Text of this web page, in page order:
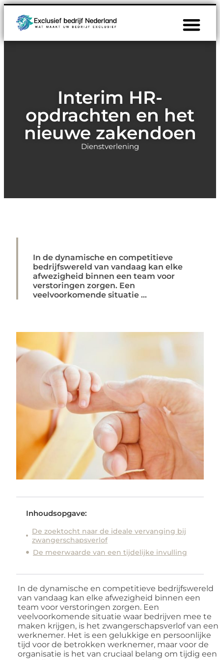
Interim HR-
opdrachten en het
nieuwe zakendoen
Dienstverlening
In de dynamische en competitieve
bedrijfswereld van vandaag kan elke
afwezigheid binnen een team voor
verstoringen zorgen. Een
veelvoorkomende situatie ...
Inhoudsopgave:
De zoektocht naar de ideale vervanging bij
zwangerschapsverlof
De meerwaarde van een tijdelijke invulling
In de dynamische en competitieve bedrijfswereld
van vandaag kan elke afwezigheid binnen een
team voor verstoringen zorgen. Een
veelvoorkomende situatie waar bedrijven mee te
maken krijgen, is het zwangerschapsverlof van een
werknemer. Het is een gelukkige en persoonlijke
tijd voor de betrokken werknemer, maar voor de
organisatie is het van cruciaal belang om tijdig een